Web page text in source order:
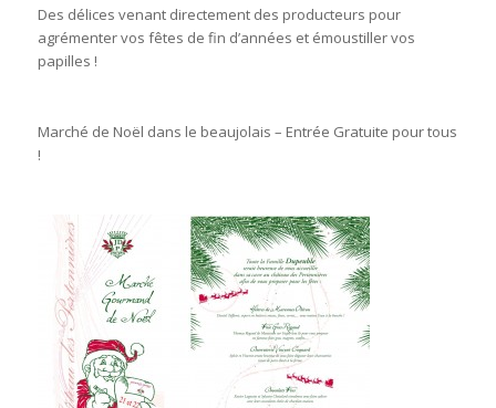
Des délices venant directement des producteurs pour
agrémenter vos fêtes de fin d’années et émoustiller vos
papilles !
Marché de Noël dans le beaujolais – Entrée Gratuite pour tous
!